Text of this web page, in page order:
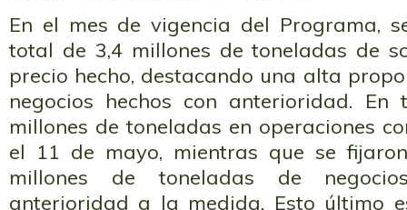
En el mes de vigencia del Programa,
total de 3,4 millones de toneladas de
precio hecho, destacando una alta
negocios hechos con anterioridad.
millones de toneladas en operaciones
el 11 de mayo, mientras que se
millones de toneladas de
anterioridad a la medida. Esto último